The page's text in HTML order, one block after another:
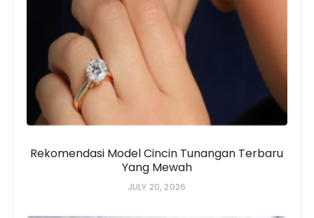
Rekomendasi Model Cincin Tunangan Terbaru
Yang Mewah
JULY 20, 2026